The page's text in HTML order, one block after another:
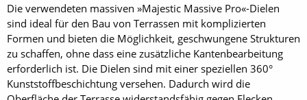
Die verwendeten massiven »Majestic Massive Pro«-Dielen
sind ideal für den Bau von Terrassen mit komplizierten
Formen und bieten die Möglichkeit, geschwungene Strukturen
zu schaffen, ohne dass eine zusätzliche Kantenbearbeitung
erforderlich ist. Die Dielen sind mit einer speziellen 360°
Kunststoffbeschichtung versehen. Dadurch wird die